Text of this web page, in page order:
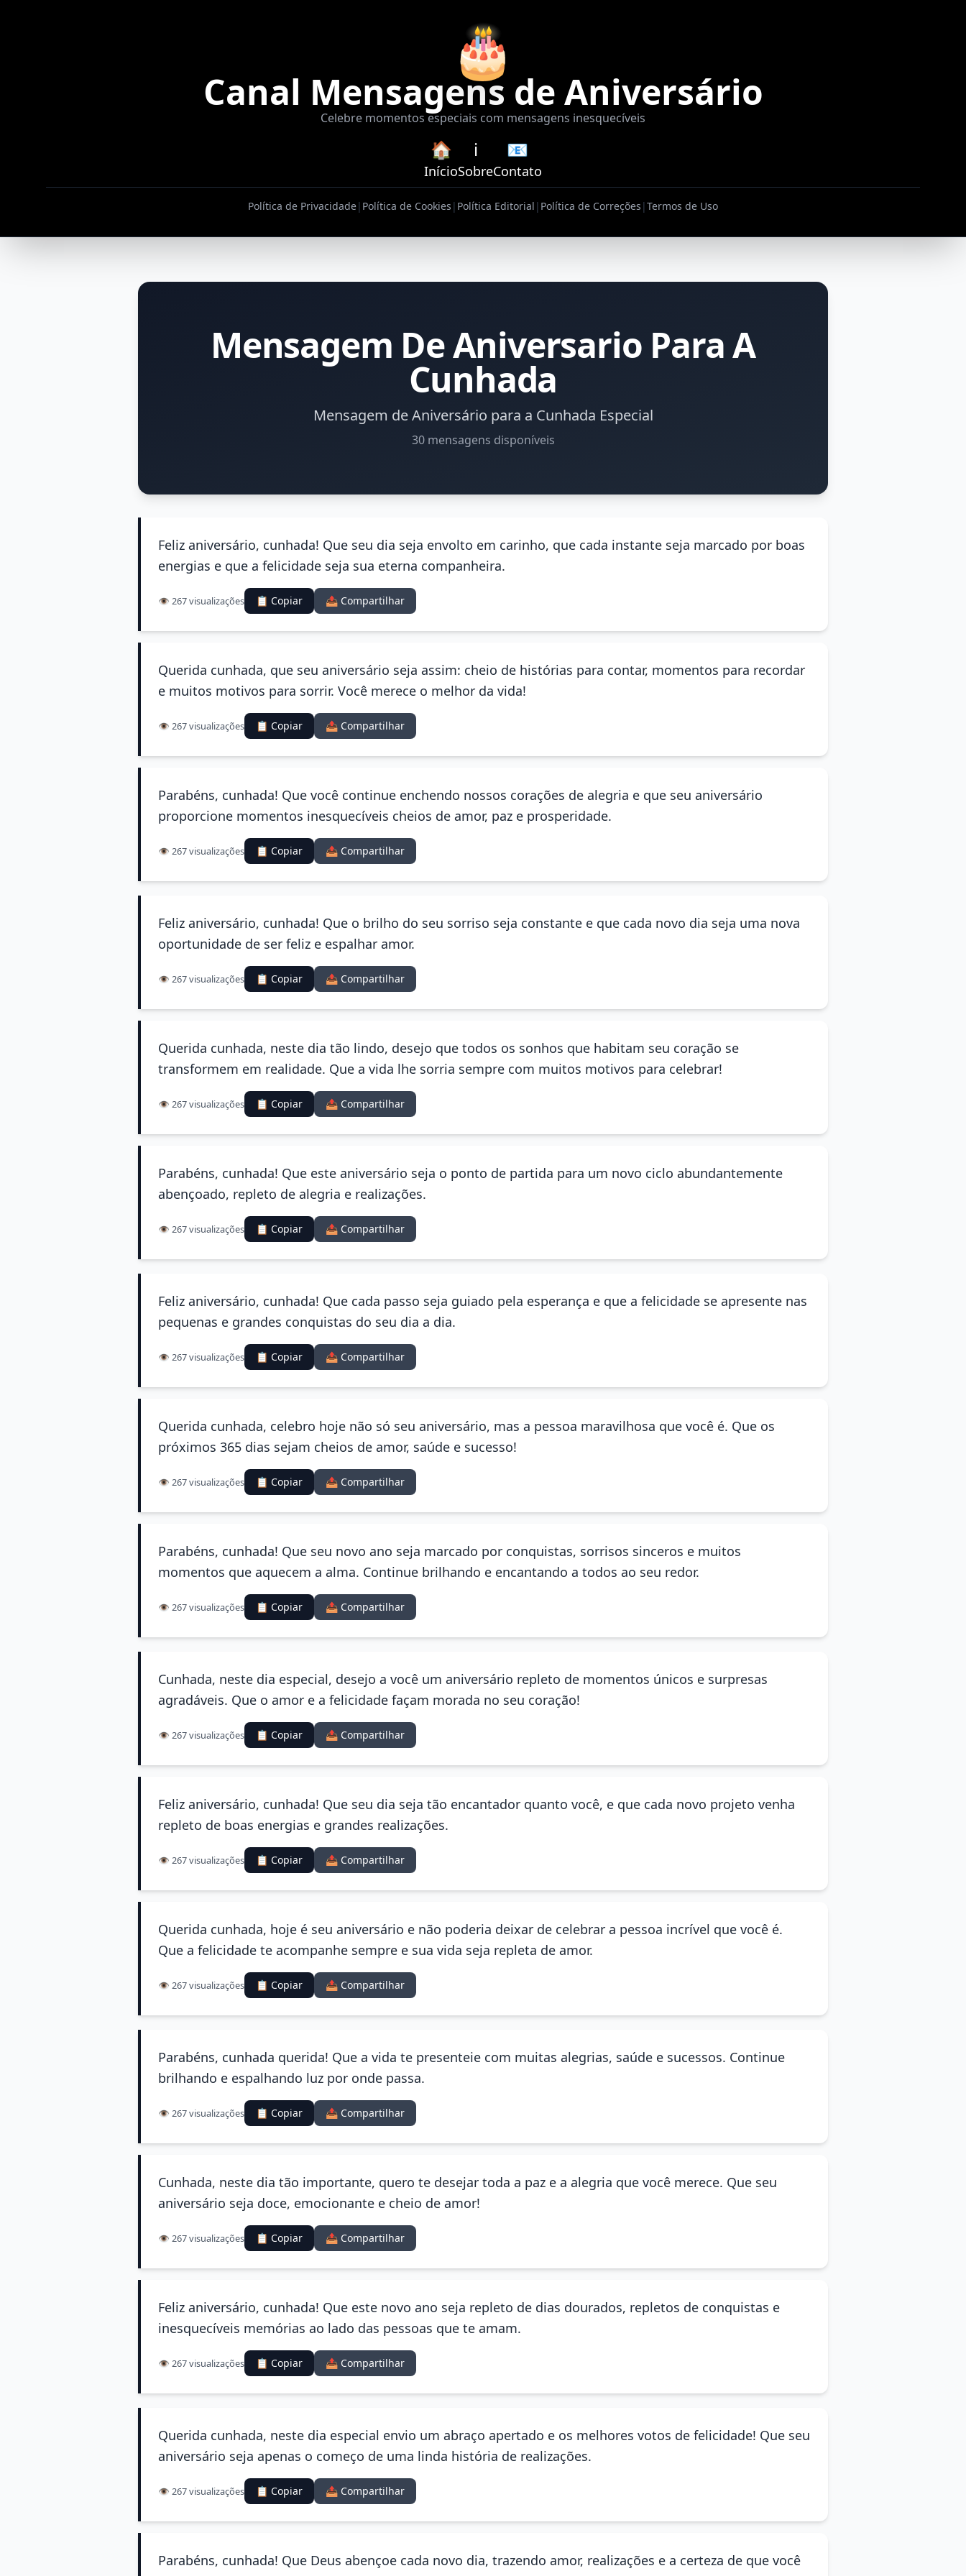
🎂
Canal Mensagens de Aniversário
Celebre momentos especiais com mensagens inesquecíveis
🏠
Início
ℹ️
Sobre
📧
Contato
Política de Privacidade| Política de Cookies | Política Editorial | Política de Correções |Termos de Uso
Mensagem De Aniversario Para A
Cunhada
Mensagem de Aniversário para a Cunhada Especial
30 mensagens disponíveis
Feliz aniversário, cunhada! Que seu dia seja envolto em carinho, que cada instante seja marcado por boas
energias e que a felicidade seja sua eterna companheira.
👁️ 267 visualizações 📋 Copiar 📤 Compartilhar
Querida cunhada, que seu aniversário seja assim: cheio de histórias para contar, momentos para recordar
e muitos motivos para sorrir. Você merece o melhor da vida!
👁️ 267 visualizações 📋 Copiar 📤 Compartilhar
Parabéns, cunhada! Que você continue enchendo nossos corações de alegria e que seu aniversário
proporcione momentos inesquecíveis cheios de amor, paz e prosperidade.
👁️ 267 visualizações 📋 Copiar 📤 Compartilhar
Feliz aniversário, cunhada! Que o brilho do seu sorriso seja constante e que cada novo dia seja uma nova
oportunidade de ser feliz e espalhar amor.
👁️ 267 visualizações 📋 Copiar 📤 Compartilhar
Querida cunhada, neste dia tão lindo, desejo que todos os sonhos que habitam seu coração se
transformem em realidade. Que a vida lhe sorria sempre com muitos motivos para celebrar!
👁️ 267 visualizações 📋 Copiar 📤 Compartilhar
Parabéns, cunhada! Que este aniversário seja o ponto de partida para um novo ciclo abundantemente
abençoado, repleto de alegria e realizações.
👁️ 267 visualizações 📋 Copiar 📤 Compartilhar
Feliz aniversário, cunhada! Que cada passo seja guiado pela esperança e que a felicidade se apresente nas
pequenas e grandes conquistas do seu dia a dia.
👁️ 267 visualizações 📋 Copiar 📤 Compartilhar
Querida cunhada, celebro hoje não só seu aniversário, mas a pessoa maravilhosa que você é. Que os
próximos 365 dias sejam cheios de amor, saúde e sucesso!
👁️ 267 visualizações 📋 Copiar 📤 Compartilhar
Parabéns, cunhada! Que seu novo ano seja marcado por conquistas, sorrisos sinceros e muitos
momentos que aquecem a alma. Continue brilhando e encantando a todos ao seu redor.
👁️ 267 visualizações 📋 Copiar 📤 Compartilhar
Cunhada, neste dia especial, desejo a você um aniversário repleto de momentos únicos e surpresas
agradáveis. Que o amor e a felicidade façam morada no seu coração!
👁️ 267 visualizações 📋 Copiar 📤 Compartilhar
Feliz aniversário, cunhada! Que seu dia seja tão encantador quanto você, e que cada novo projeto venha
repleto de boas energias e grandes realizações.
👁️ 267 visualizações 📋 Copiar 📤 Compartilhar
Querida cunhada, hoje é seu aniversário e não poderia deixar de celebrar a pessoa incrível que você é.
Que a felicidade te acompanhe sempre e sua vida seja repleta de amor.
👁️ 267 visualizações 📋 Copiar 📤 Compartilhar
Parabéns, cunhada querida! Que a vida te presenteie com muitas alegrias, saúde e sucessos. Continue
brilhando e espalhando luz por onde passa.
👁️ 267 visualizações 📋 Copiar 📤 Compartilhar
Cunhada, neste dia tão importante, quero te desejar toda a paz e a alegria que você merece. Que seu
aniversário seja doce, emocionante e cheio de amor!
👁️ 267 visualizações 📋 Copiar 📤 Compartilhar
Feliz aniversário, cunhada! Que este novo ano seja repleto de dias dourados, repletos de conquistas e
inesquecíveis memórias ao lado das pessoas que te amam.
👁️ 267 visualizações 📋 Copiar 📤 Compartilhar
Querida cunhada, neste dia especial envio um abraço apertado e os melhores votos de felicidade! Que seu
aniversário seja apenas o começo de uma linda história de realizações.
👁️ 267 visualizações 📋 Copiar 📤 Compartilhar
Parabéns, cunhada! Que Deus abençoe cada novo dia, trazendo amor, realizações e a certeza de que você